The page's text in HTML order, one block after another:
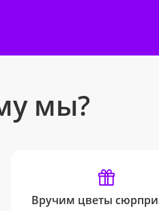
мы?
Вручим цветы